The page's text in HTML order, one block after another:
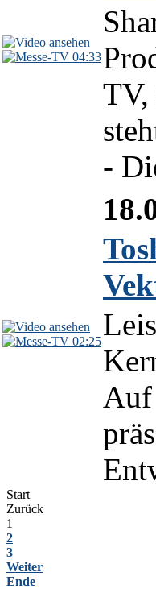
04:33
-
02:25
Auf
Start
Zurück
1
2
3
Weiter
Ende